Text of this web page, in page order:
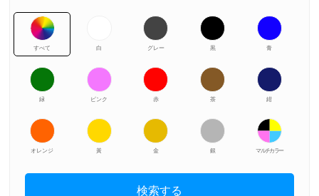
すべて 白 グレー 黒 青
緑 ピンク 赤 茶 紺
オレンジ 黃 金 銀 マルチカラー
検索する